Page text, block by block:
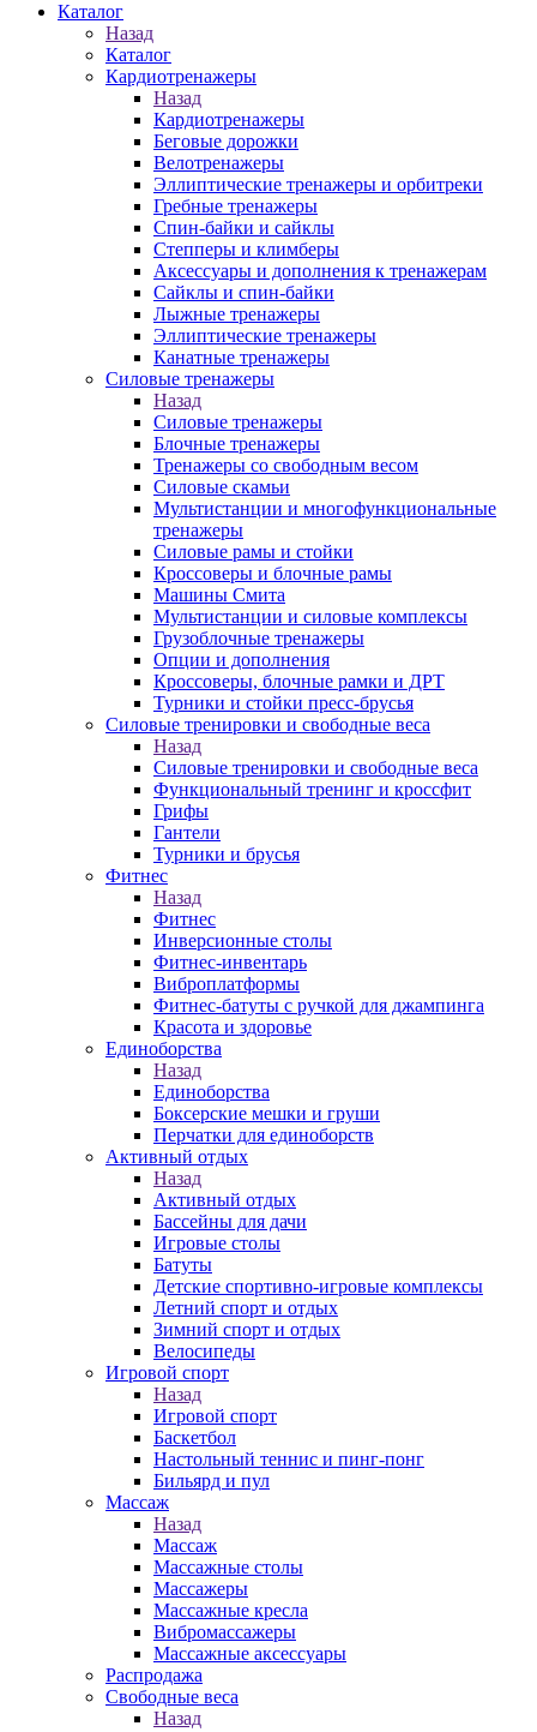
Каталог
Назад
Каталог
Кардиотренажеры
Назад
Кардиотренажеры
Беговые дорожки
Велотренажеры
Эллиптические тренажеры и орбитреки
Гребные тренажеры
Спин-байки и сайклы
Степперы и климберы
Аксессуары и дополнения к тренажерам
Сайклы и спин-байки
Лыжные тренажеры
Эллиптические тренажеры
Канатные тренажеры
Силовые тренажеры
Назад
Силовые тренажеры
Блочные тренажеры
Тренажеры со свободным весом
Силовые скамьи
Мультистанции и многофункциональные
тренажеры
Силовые рамы и стойки
Кроссоверы и блочные рамы
Машины Смита
Мультистанции и силовые комплексы
Грузоблочные тренажеры
Опции и дополнения
Кроссоверы, блочные рамки и ДРТ
Турники и стойки пресс-брусья
Силовые тренировки и свободные веса
Назад
Силовые тренировки и свободные веса
Функциональный тренинг и кроссфит
Грифы
Гантели
Турники и брусья
Фитнес
Назад
Фитнес
Инверсионные столы
Фитнес-инвентарь
Виброплатформы
Фитнес-батуты с ручкой для джампинга
Красота и здоровье
Единоборства
Назад
Единоборства
Боксерские мешки и груши
Перчатки для единоборств
Активный отдых
Назад
Активный отдых
Бассейны для дачи
Игровые столы
Батуты
Детские спортивно-игровые комплексы
Летний спорт и отдых
Зимний спорт и отдых
Велосипеды
Игровой спорт
Назад
Игровой спорт
Баскетбол
Настольный теннис и пинг-понг
Бильярд и пул
Массаж
Назад
Массаж
Массажные столы
Массажеры
Массажные кресла
Вибромассажеры
Массажные аксессуары
Распродажа
Свободные веса
Назад